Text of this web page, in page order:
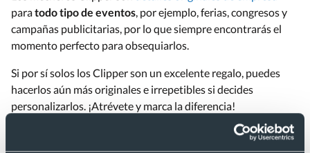
paratodo tipo de eventos, por ejemplo, ferias, congresos y
campañas publicitarias, por lo que siempre encontrarás el
momento perfecto para obsequiarlos.
Si por sí solos los Clipper son un excelente regalo, puedes
hacerlos aún más originales e irrepetibles si decides
personalizarlos. ¡Atrévete y marca la diferencia!